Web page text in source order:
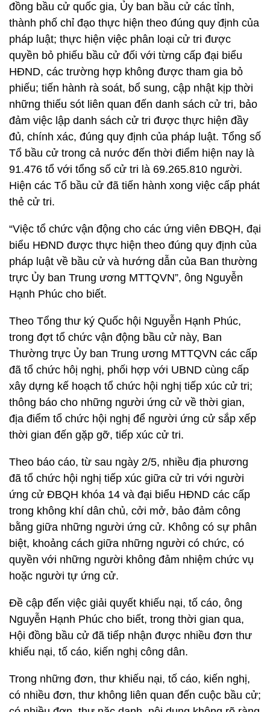
đồng bầu cử quốc gia, Ủy ban bầu cử các tỉnh,
thành phố chỉ đạo thực hiện theo đúng quy định của
pháp luật; thực hiện việc phân loại cử tri được
quyền bỏ phiếu bầu cử đối với từng cấp đại biểu
HĐND, các trường hợp không được tham gia bỏ
phiếu; tiến hành rà soát, bổ sung, cập nhật kịp thời
những thiếu sót liên quan đến danh sách cử tri, bảo
đảm việc lập danh sách cử tri được thực hiện đầy
đủ, chính xác, đúng quy định của pháp luật. Tổng số
Tổ bầu cử trong cả nước đến thời điểm hiện nay là
91.476 tổ với tổng số cử tri là 69.265.810 người.
Hiện các Tổ bầu cử đã tiến hành xong việc cấp phát
thẻ cử tri.
“Việc tổ chức vận động cho các ứng viên ĐBQH, đại
biểu HĐND được thực hiện theo đúng quy định của
pháp luật về bầu cử và hướng dẫn của Ban thường
trực Ủy ban Trung ương MTTQVN”, ông Nguyễn
Hạnh Phúc cho biết.
Theo Tổng thư ký Quốc hội Nguyễn Hạnh Phúc,
trong đợt tổ chức vận động bầu cử này, Ban
Thường trực Ủy ban Trung ương MTTQVN các cấp
đã tổ chức hôị nghị, phối hợp với UBND cùng cấp
xây dựng kế hoạch tổ chức hội nghị tiếp xúc cử tri;
thông báo cho những người ứng cử về thời gian,
địa điểm tổ chức hội nghị để người ứng cử sắp xếp
thời gian đến gặp gỡ, tiếp xúc cử tri.
Theo báo cáo, từ sau ngày 2/5, nhiều địa phương
đã tổ chức hội nghị tiếp xúc giữa cử tri với người
ứng cử ĐBQH khóa 14 và đại biểu HĐND các cấp
trong không khí dân chủ, cởi mở, bảo đảm công
bằng giữa những người ứng cử. Không có sự phân
biệt, khoảng cách giữa những người có chức, có
quyền với những người không đảm nhiệm chức vụ
hoặc người tự ứng cử.
Đề cập đến việc giải quyết khiếu nại, tố cáo, ông
Nguyễn Hạnh Phúc cho biết, trong thời gian qua,
Hội đồng bầu cử đã tiếp nhận được nhiều đơn thư
khiếu nại, tố cáo, kiến nghị công dân.
Trong những đơn, thư khiếu nại, tố cáo, kiến nghị,
có nhiều đơn, thư không liên quan đến cuộc bầu cử;